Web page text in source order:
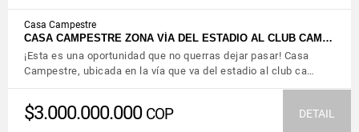
Casa Campestre
CASA CAMPESTRE ZONA VÍA DEL ESTADIO AL CLUB CAM…
¡Esta es una oportunidad que no querras dejar pasar! Casa
Campestre, ubicada en la vía que va del estadio al club ca…
$3.000.000.000 COP DETAIL